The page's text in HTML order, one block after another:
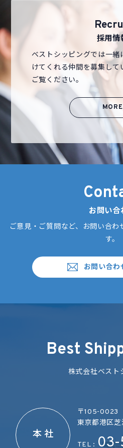
採用情
ベストシッピングでは一緒
けてくれる仲間を募集して
ご覧ください。
MORE
お問い合
ご意見・ご質問など、お問い合
す。
お問い合わ
Best
株式会社ベスト
本 社
〒105-0023
東京都港区
TEL :